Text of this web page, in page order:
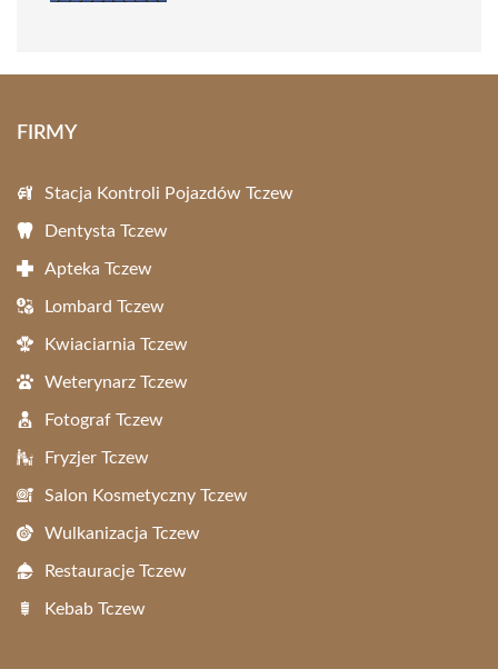
FIRMY
Stacja Kontroli Pojazdów Tczew
Dentysta Tczew
Apteka Tczew
Lombard Tczew
Kwiaciarnia Tczew
Weterynarz Tczew
Fotograf Tczew
Fryzjer Tczew
Salon Kosmetyczny Tczew
Wulkanizacja Tczew
Restauracje Tczew
Kebab Tczew